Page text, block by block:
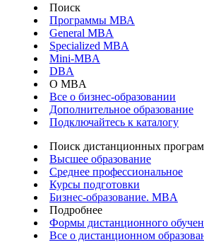
Поиск
Программы МВА
General MBA
Specialized MBA
Mini-MBA
DBA
О MBA
Все о бизнес-образовании
Дополнительное образование
Подключайтесь к каталогу
Поиск дистанционных
Высшее образование
Среднее профессиональное
Курсы подготовки
Бизнес-образование. MBA
Подробнее
Формы дистанционного
Все о дистанционном